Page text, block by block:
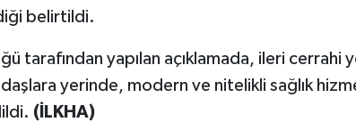
belirtildi.
tarafından yapılan açıklamada, ileri
yerinde, modern ve nitelikli sağlık
(İLKHA)